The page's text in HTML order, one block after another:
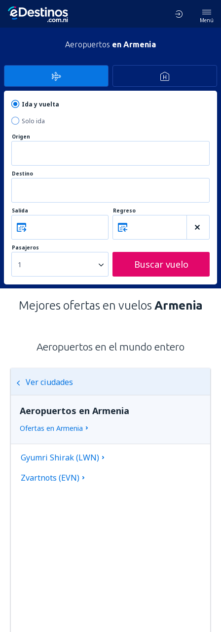
Menú
Aeropuertos en Armenia
Ida y vuelta
Solo ida
Origen
Destino
Salida Regreso
Pasajeros
1 Buscar vuelo
Mejores ofertas en vuelos Armenia
Aeropuertos en el mundo entero
Ver ciudades
Aeropuertos en Armenia
Ofertas en Armenia
Gyumri Shirak (LWN)
Zvartnots (EVN)